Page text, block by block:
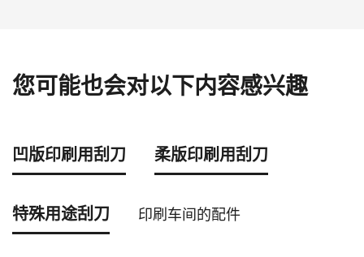
您可能也会对以下内容感兴趣
凹版印刷用刮刀 柔版印刷用刮刀
特殊用途刮刀 印刷车间的配件